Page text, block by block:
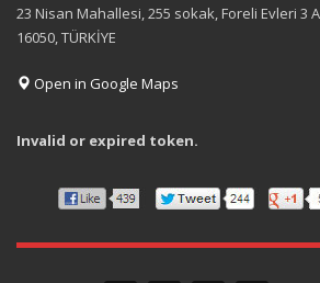
23 Nisan Mahallesi, 255 sokak, Foreli Evleri 3
16050, TÜRKİYE
Open in Google Maps
Invalid or expired token.